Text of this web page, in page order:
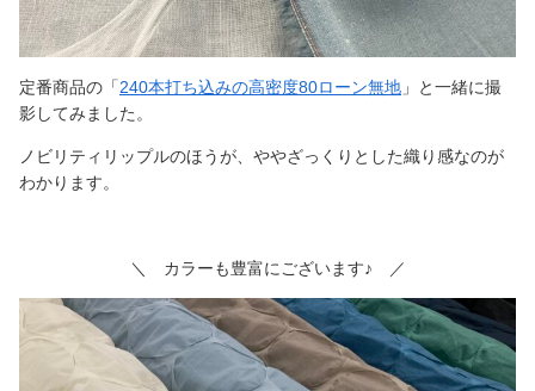
定番商品の「240本打ち込みの高密度80ローン無地 」と一緒に撮
影してみました。
ノビリティリップルのほうが、ややざっくりとした織り感なのが
わかります。
＼ カラーも豊富にございます♪ ／